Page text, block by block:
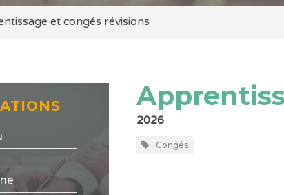
et congés révisions
2026
Congés